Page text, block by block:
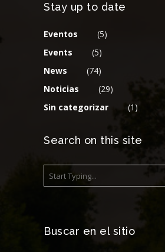
Stay up to date
Eventos
(5)
Events
(5)
News
(74)
Noticias
(29)
Sin categorizar
(1)
Search on this site
Buscar en el sitio